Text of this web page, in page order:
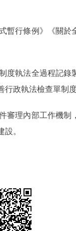
行條例》《關於
執法全過程記錄
政執法檢查單制
理內部工作機制
。